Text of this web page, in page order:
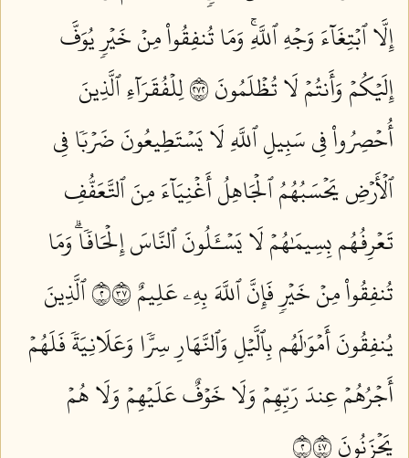
إِلَّا ٱبۡتِغَآءَ وَجۡهِ ٱللَّهِۚ وَمَا تُنفِقُواْ مِنۡ خَيۡرٖ يُوَفَّ
إِلَيۡكُمۡ وَأَنتُمۡ لَا تُظۡلَمُونَ ٢٧٢
لِلۡفُقَرَآءِ ٱلَّذِينَ
أُحۡصِرُواْ فِي سَبِيلِ ٱللَّهِ لَا يَسۡتَطِيعُونَ ضَرۡبٗا فِي
ٱلۡأَرۡضِ يَحۡسَبُهُمُ ٱلۡجَاهِلُ أَغۡنِيَآءَ مِنَ ٱلتَّعَفُّفِ
تَعۡرِفُهُم بِسِيمَٰهُمۡ لَا يَسۡـَٔلُونَ ٱلنَّاسَ إِلۡحَافٗاۗ وَمَا
تُنفِقُواْ مِنۡ خَيۡرٖ فَإِنَّ ٱللَّهَ بِهِۦ عَلِيمٌ ٢٧٣
ٱلَّذِينَ
يُنفِقُونَ أَمۡوَٰلَهُم بِٱلَّيۡلِ وَٱلنَّهَارِ سِرّٗا وَعَلَانِيَةٗ فَلَهُمۡ
أَجۡرُهُمۡ عِندَ رَبِّهِمۡ وَلَا خَوۡفٌ عَلَيۡهِمۡ وَلَا هُمۡ
يَحۡزَنُونَ ٢٧٤